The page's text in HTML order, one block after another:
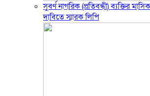
সুবর্ণ নাগরিক (প্রতিবন্ধী) ব্যক্তির
দাবিতে স্মারক লিপি